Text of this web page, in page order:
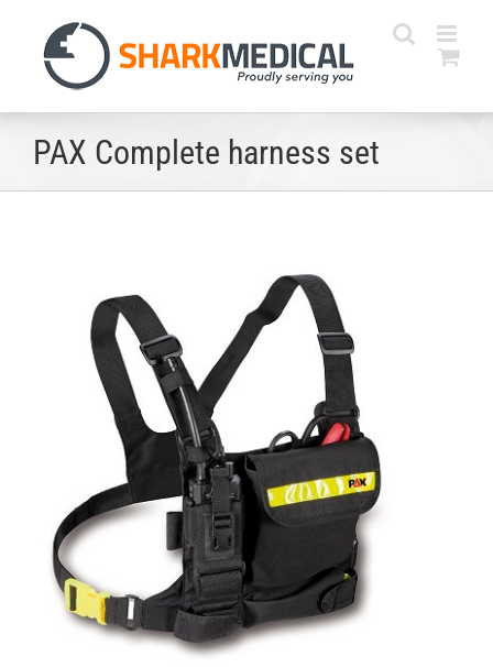
content
PAX Complete harness set